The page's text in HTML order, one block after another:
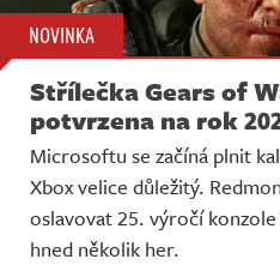
NOVINKA
Střílečka Gears of
potvrzena na rok
Microsoftu se začíná plnit
Xbox velice důležitý.
oslavovat 25. výročí
hned několik her.